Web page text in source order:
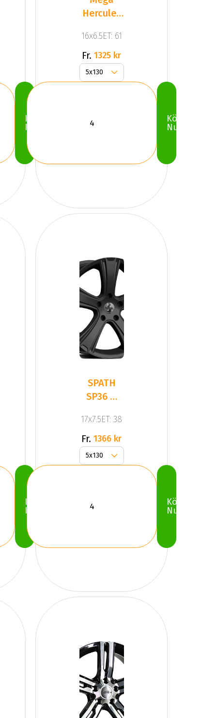
Köp
Nu
Hercules
16x6.5ET: 61
Fr. 1325 kr
Köp
Nu
Köp
Nu
SPATH
SP36 H
Matt
17x7.5ET: 38
Fr. 1366 kr
Köp
Nu